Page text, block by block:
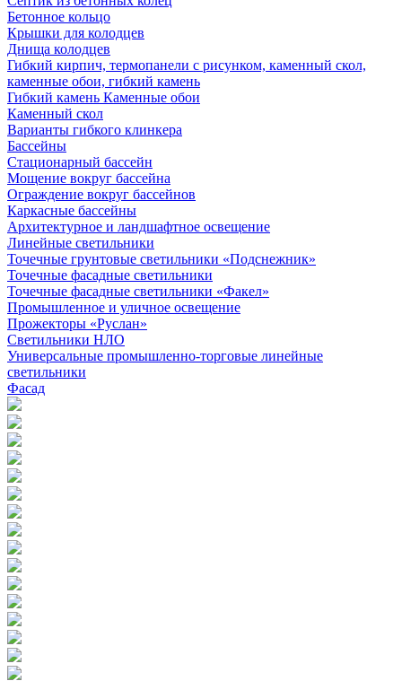
Бетонное кольцо
Крышки для колодцев
Днища колодцев
Гибкий кирпич, термопанели с рисунком, каменный скол,
каменные обои, гибкий камень
Гибкий камень Каменные обои
Каменный скол
Варианты гибкого клинкера
Бассейны
Стационарный бассейн
Мощение вокруг бассейна
Ограждение вокруг бассейнов
Каркасные бассейны
Архитектурное и ландшафтное освещение
Линейные светильники
Точечные грунтовые светильники «Подснежник»
Точечные фасадные светильники
Точечные фасадные светильники «Факел»
Промышленное и уличное освещение
Прожекторы «Руслан»
Светильники НЛО
Универсальные промышленно-торговые линейные
светильники
Фасад